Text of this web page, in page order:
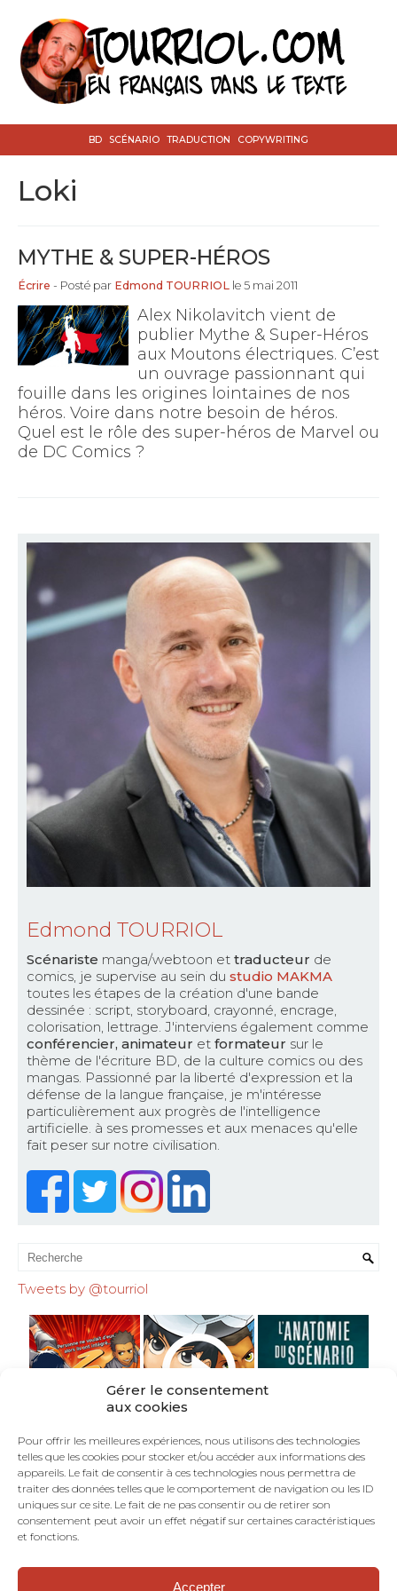
Gérer le consentement
aux cookies
Pour offrir les meilleures expériences, nous utilisons des technologies
telles que les cookies pour stocker et/ou accéder aux informations des
appareils. Le fait de consentir à ces technologies nous permettra de
traiter des données telles que le comportement de navigation ou les ID
uniques sur ce site. Le fait de ne pas consentir ou de retirer son
consentement peut avoir un effet négatif sur certaines caractéristiques
et fonctions.
Accepter
BD SCÉNARIO TRADUCTION COPYWRITING
Loki
MYTHE & SUPER-HÉROS
Écrire - Posté par Edmond TOURRIOL le 5 mai 2011
Alex Nikolavitch vient de
publier Mythe & Super-Héros
aux Moutons électriques. C’est
un ouvrage passionnant qui
fouille dans les origines lointaines de nos
héros. Voire dans notre besoin de héros.
Quel est le rôle des super-héros de Marvel ou
de DC Comics ?
Edmond TOURRIOL
Scénariste manga/webtoon et traducteur de
comics, je supervise au sein du studio MAKMA
toutes les étapes de la création d'une bande
dessinée : script, storyboard, crayonné, encrage,
colorisation, lettrage. J'interviens également comme
conférencier, animateur et formateur sur le
thème de l'écriture BD, de la culture comics ou des
mangas. Passionné par la liberté d'expression et la
défense de la langue française, je m'intéresse
particulièrement aux progrès de l'intelligence
artificielle. à ses promesses et aux menaces qu'elle
fait peser sur notre civilisation.
Tweets by @tourriol